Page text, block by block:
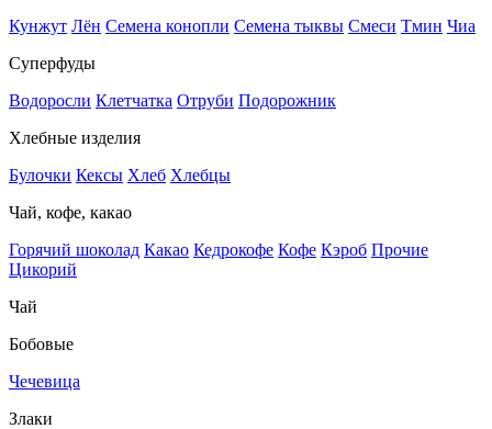
Кунжут Лён Семена конопли Семена тыквы Смеси Тмин Чиа
Суперфуды
Водоросли Клетчатка Отруби Подорожник
Хлебные изделия
Булочки Кексы Хлеб Хлебцы
Чай, кофе, какао
Горячий шоколад Какао Кедрокофе Кофе Кэроб Прочие
Цикорий
Чай
Бобовые
Чечевица
Злаки